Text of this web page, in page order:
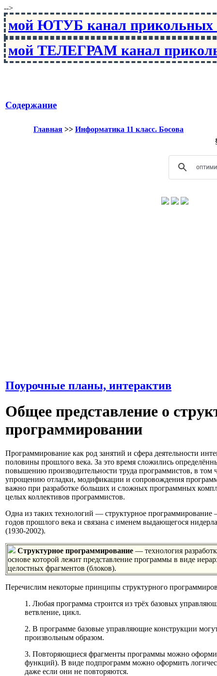
-->
мой ЮТУБ канал
мой ТЕЛЕГРАМ канал
Содержание
Главная >> Информатика 11 класс. Босова
Поурочные планы, интерактив
Общее представление о
программировании
Программирование как род занятий и сфера деятельности
половины прошлого века. За это время сложились
повышению производительности труда программистов, в
упрощению отладки, модификации и сопровождения
важно при разработке больших и сложных программных
целых коллективов программистов.
Одна из таких технологий — структурное программирование
годов прошлого века и связана с именем выдающегося
(1930-2002).
Структурное программирование — технология
основе которой лежит представление программы в виде
целостных фрагментов (блоков).
Перечислим некоторые принципы структурного
1. Любая программа строится из трёх базовых
ветвление, цикл.
2. В программе базовые управляющие конструкции
произвольным образом.
3. Повторяющиеся фрагменты программы можно
функций). В виде подпрограмм можно оформить
даже если они не повторяются.